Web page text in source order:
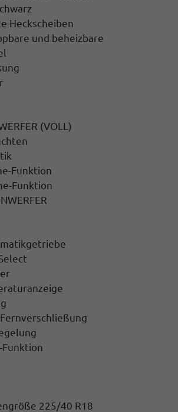
Heckscheiben
und beheizbare
(VOLL)
Funktion
Funktion
Funktion
225/40 R18